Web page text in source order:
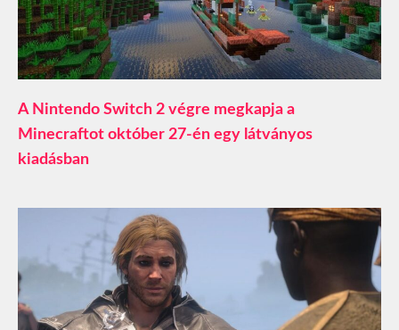
A Nintendo Switch 2 végre megkapja a
Minecraftot október 27-én egy látványos
kiadásban